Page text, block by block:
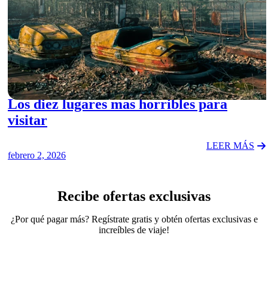
DESTINATIONS
Los diez lugares mas horribles para
visitar
febrero 2, 2026
LEER MÁS
Recibe ofertas exclusivas
¿Por qué pagar más? Regístrate gratis y obtén ofertas exclusivas e
increíbles de viaje!